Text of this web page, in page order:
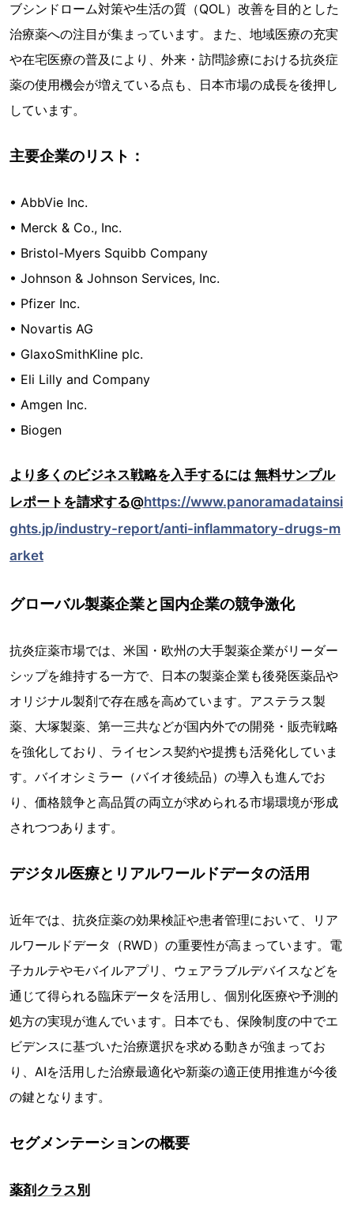
ブシンドローム対策や生活の質（QOL）改善を目的とした
治療薬への注目が集まっています。また、地域医療の充実
や在宅医療の普及により、外来・訪問診療における抗炎症
薬の使用機会が増えている点も、日本市場の成長を後押し
しています。
主要企業のリスト：
• AbbVie Inc.
• Merck & Co., Inc.
• Bristol-Myers Squibb Company
• Johnson & Johnson Services, Inc.
• Pfizer Inc.
• Novartis AG
• GlaxoSmithKline plc.
• Eli Lilly and Company
• Amgen Inc.
• Biogen
より多くのビジネス戦略を入手するには 無料サンプル
レポートを請求する@https://www.panoramadatainsi
ghts.jp/industry-report/anti-inflammatory-drugs-m
arket
グローバル製薬企業と国内企業の競争激化
抗炎症薬市場では、米国・欧州の大手製薬企業がリーダー
シップを維持する一方で、日本の製薬企業も後発医薬品や
オリジナル製剤で存在感を高めています。アステラス製
薬、大塚製薬、第一三共などが国内外での開発・販売戦略
を強化しており、ライセンス契約や提携も活発化していま
す。バイオシミラー（バイオ後続品）の導入も進んでお
り、価格競争と高品質の両立が求められる市場環境が形成
されつつあります。
デジタル医療とリアルワールドデータの活用
近年では、抗炎症薬の効果検証や患者管理において、リア
ルワールドデータ（RWD）の重要性が高まっています。電
子カルテやモバイルアプリ、ウェアラブルデバイスなどを
通じて得られる臨床データを活用し、個別化医療や予測的
処方の実現が進んでいます。日本でも、保険制度の中でエ
ビデンスに基づいた治療選択を求める動きが強まってお
り、AIを活用した治療最適化や新薬の適正使用推進が今後
の鍵となります。
セグメンテーションの概要
薬剤クラス別